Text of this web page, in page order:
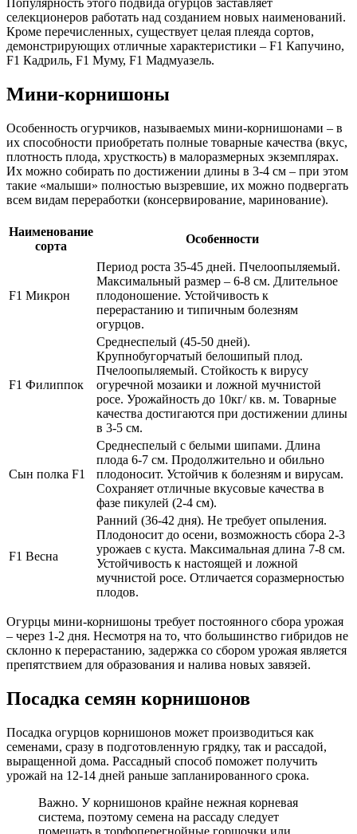
Популярность этого подвида огурцов заставляет
селекционеров работать над созданием новых наименований.
Кроме перечисленных, существует целая плеяда сортов,
демонстрирующих отличные характеристики – F1 Капучино,
F1 Кадриль, F1 Муму, F1 Мадмуазель.
Мини-корнишоны
Особенность огурчиков, называемых мини-корнишонами – в
их способности приобретать полные товарные качества (вкус,
плотность плода, хрусткость) в малоразмерных экземплярах.
Их можно собирать по достижении длины в 3-4 см – при этом
такие «малыши» полностью вызревшие, их можно подвергать
всем видам переработки (консервирование, маринование).
Наименование
сорта
Особенности
F1 Микрон
Период роста 35-45 дней. Пчелоопыляемый.
Максимальный размер – 6-8 см. Длительное
плодоношение. Устойчивость к
перерастанию и типичным болезням
огурцов.
F1 Филиппок
Среднеспелый (45-50 дней).
Крупнобугорчатый белошипый плод.
Пчелоопыляемый. Стойкость к вирусу
огуречной мозаики и ложной мучнистой
росе. Урожайность до 10кг/ кв. м. Товарные
качества достигаются при достижении длины
в 3-5 см.
Сын полка F1
Среднеспелый с белыми шипами. Длина
плода 6-7 см. Продолжительно и обильно
плодоносит. Устойчив к болезням и вирусам.
Сохраняет отличные вкусовые качества в
фазе пикулей (2-4 см).
F1 Весна
Ранний (36-42 дня). Не требует опыления.
Плодоносит до осени, возможность сбора 2-3
урожаев с куста. Максимальная длина 7-8 см.
Устойчивость к настоящей и ложной
мучнистой росе. Отличается соразмерностью
плодов.
Огурцы мини-корнишоны требует постоянного сбора урожая
– через 1-2 дня. Несмотря на то, что большинство гибридов не
склонно к перерастанию, задержка со сбором урожая является
препятствием для образования и налива новых завязей.
Посадка семян корнишонов
Посадка огурцов корнишонов может производиться как
семенами, сразу в подготовленную грядку, так и рассадой,
выращенной дома. Рассадный способ поможет получить
урожай на 12-14 дней раньше запланированного срока.
Важно. У корнишонов крайне нежная корневая
система, поэтому семена на рассаду следует
помещать в торфоперегнойные горшочки или